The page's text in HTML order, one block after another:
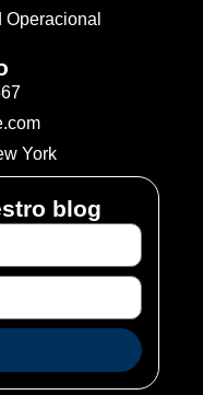
York
blog